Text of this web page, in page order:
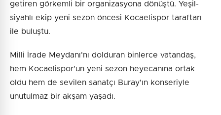
getiren görkemli bir organizasyona dönüştü. Yeşil-
siyahlı ekip yeni sezon öncesi Kocaelispor taraftarı
ile buluştu.
Milli İrade Meydanı'nı dolduran binlerce vatandaş,
hem Kocaelispor'un yeni sezon heyecanına ortak
oldu hem de sevilen sanatçı Buray'ın konseriyle
unutulmaz bir akşam yaşadı.